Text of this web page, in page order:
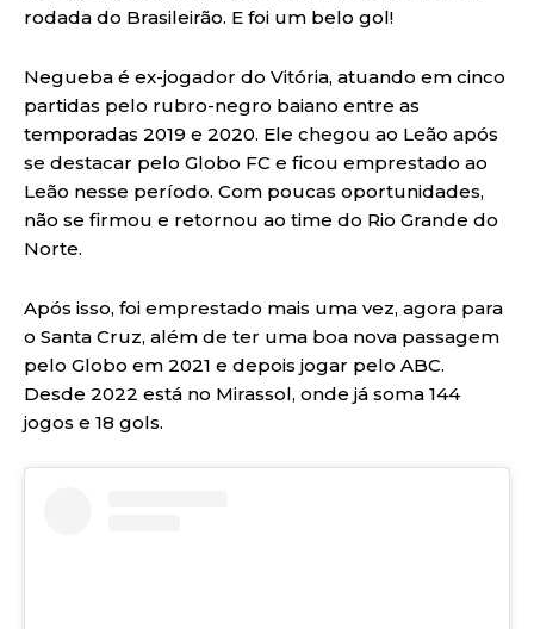
rodada do Brasileirão. E foi um belo gol!
Negueba é ex-jogador do Vitória, atuando em cinco
partidas pelo rubro-negro baiano entre as
temporadas 2019 e 2020. Ele chegou ao Leão após
se destacar pelo Globo FC e ficou emprestado ao
Leão nesse período. Com poucas oportunidades,
não se firmou e retornou ao time do Rio Grande do
Norte.
Após isso, foi emprestado mais uma vez, agora para
o Santa Cruz, além de ter uma boa nova passagem
pelo Globo em 2021 e depois jogar pelo ABC.
Desde 2022 está no Mirassol, onde já soma 144
jogos e 18 gols.